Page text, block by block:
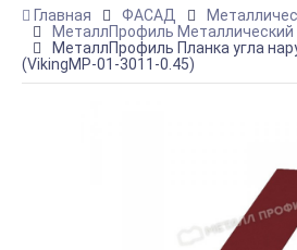
Главная ФАСАД
МеталлПрофиль Металлический
МеталлПрофиль Планка угла
(VikingMP-01-3011-0.45)